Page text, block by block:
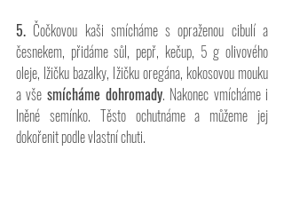
5. Čočkovou kaši smícháme s opraženou cibulí a
česnekem, přidáme sůl, pepř, kečup, 5 g olivového
oleje, lžičku bazalky, lžičku oregána, kokosovou mouku
a vše smícháme dohromady. Nakonec vmícháme i
lněné semínko. Těsto ochutnáme a můžeme jej
dokořenit podle vlastní chuti.